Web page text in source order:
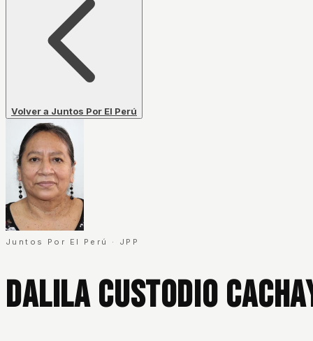
Volver a Juntos Por El Perú
Juntos Por El Perú · JPP
Dalila Custodio